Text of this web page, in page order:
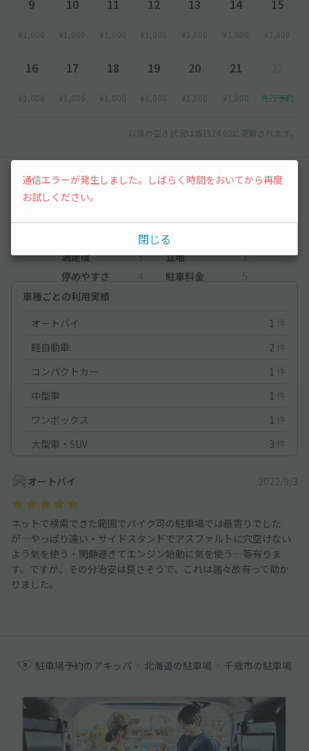
9
¥1,000
10
¥1,000
11
¥1,000
12
¥1,000
13
¥1,000
14
¥1,000
15
¥1,000
16
¥1,000
17
¥1,000
18
¥1,000
19
¥1,000
20
¥1,000
21
¥1,000 先行予約
以降の空き状況は毎日24:00に更新されます。
レビュー
5（1件）
満足度 5 立地
3
停めやすさ
4 駐車料金
5
車種ごとの利用実績
オートバイ
1 件
軽自動車
2 件
コンパクトカー
1 件
中型車
1 件
ワンボックス
1 件
大型車・SUV
3 件
オートバイ 2022/9/3
ネットで検索できた範囲でバイク可の駐車場では最寄りでした
が…やっぱり遠い・サイドスタンドでアスファルトに穴空けない
よう気を使う・閑静過ぎてエンジン始動に気を使う…等有りま
す。ですが、その分治安は良さそうで、これは諸々故有って助か
りました。
駐車場予約のアキッパ 北海道の駐車場 千歳市の駐車場
通信エラーが発生しました。しばらく時間をおいてから再度
お試しください。
閉じる